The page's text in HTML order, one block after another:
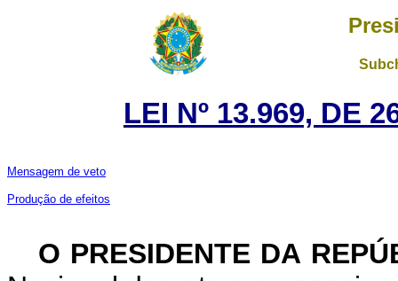
LEI Nº 13.969, DE
Mensagem de veto
Produção de efeitos
O PRESIDENTE DA